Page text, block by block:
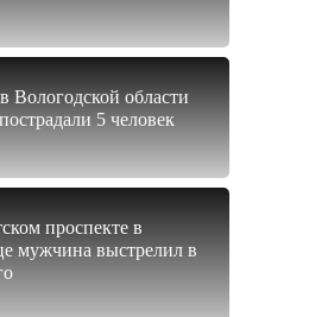
Вологодской области
5 человек
проспекте в
мужчина выстрелил в